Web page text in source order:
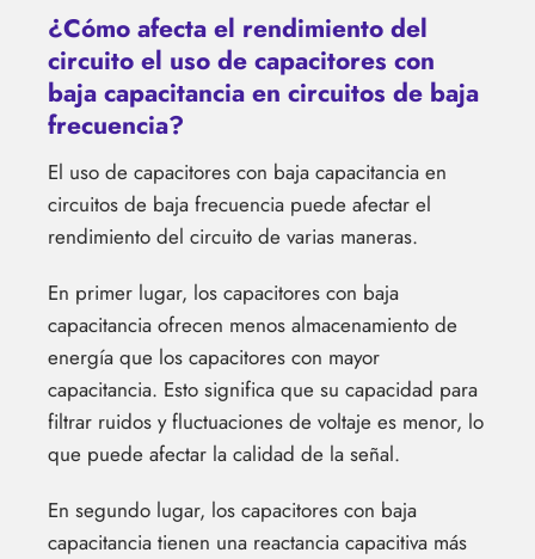
¿Cómo afecta el rendimiento del
circuito el uso de capacitores con
baja capacitancia en circuitos de baja
frecuencia?
El uso de capacitores con baja capacitancia en
circuitos de baja frecuencia puede afectar el
rendimiento del circuito de varias maneras.
En primer lugar, los capacitores con baja
capacitancia ofrecen menos almacenamiento de
energía que los capacitores con mayor
capacitancia. Esto significa que su capacidad para
filtrar ruidos y fluctuaciones de voltaje es menor, lo
que puede afectar la calidad de la señal.
En segundo lugar, los capacitores con baja
capacitancia tienen una reactancia capacitiva más